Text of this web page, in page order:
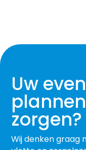
Uw
zorgen?
Wij denken graag